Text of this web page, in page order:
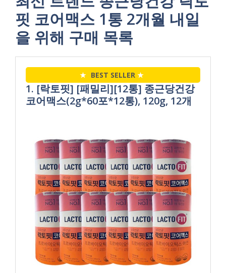
핏 코어맥스 1통 2개월 내일
을 위해 구매 목록
★ BEST SELLER ★
1. [락토핏] [패밀리][12통] 종근당건강
코어맥스(2g*60포*12통), 120g, 12개